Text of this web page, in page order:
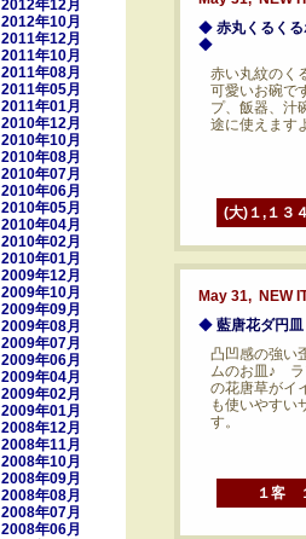
◆ 赤丸くるくる
◆
赤い丸紋のく
可愛いお碗で
プ、飯器、汁
途に使えます
(大)１,１３
May 31, NEW
◆ 藍唐花ダ円皿
凸凹感の強い
ムのお皿♪ ラ
の花唐草がイ
も使いやすい
す。
１客
2012年12月
2012年10月
2011年12月
2011年10月
2011年08月
2011年05月
2011年01月
2010年12月
2010年10月
2010年08月
2010年07月
2010年06月
2010年05月
2010年04月
2010年02月
2010年01月
2009年12月
2009年10月
2009年09月
2009年08月
2009年07月
2009年06月
2009年04月
2009年02月
2009年01月
2008年12月
2008年11月
2008年10月
2008年09月
2008年08月
2008年07月
2008年06月